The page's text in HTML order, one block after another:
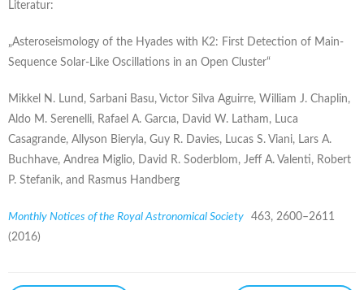
Literatur:
„Asteroseismology of the Hyades with K2: First Detection of Main-
Sequence Solar-Like Oscillations in an Open Cluster“
Mikkel N. Lund, Sarbani Basu, Vıctor Silva Aguirre, William J. Chaplin,
Aldo M. Serenelli, Rafael A. Garcıa, David W. Latham, Luca
Casagrande, Allyson Bieryla, Guy R. Davies, Lucas S. Viani, Lars A.
Buchhave, Andrea Miglio, David R. Soderblom, Jeff A. Valenti, Robert
P. Stefanik, and Rasmus Handberg
Monthly Notices of the Royal Astronomical Society
463, 2600–2611
(2016)